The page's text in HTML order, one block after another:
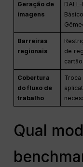
Geração de
imagens
DALL-
Barreiras
regionais
de
cartão
Cobertura
do fluxo de
trabalho
Troca
Qual